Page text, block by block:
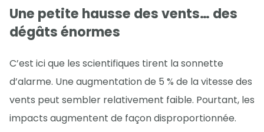
Une petite hausse des vents… des
dégâts énormes
C’est ici que les scientifiques tirent la sonnette
d’alarme. Une augmentation de 5 % de la vitesse des
vents peut sembler relativement faible. Pourtant, les
impacts augmentent de façon disproportionnée.